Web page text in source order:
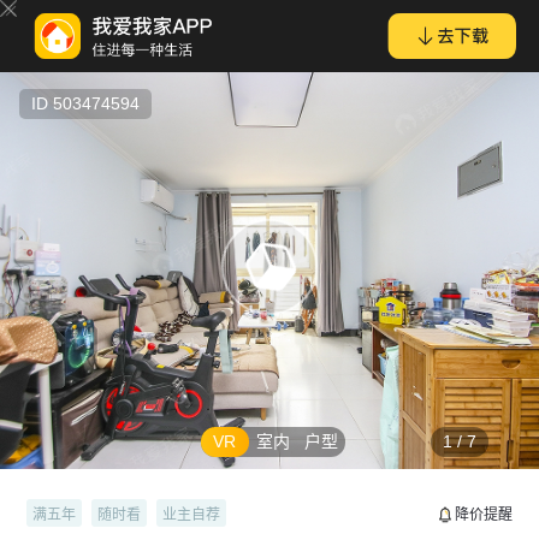
窦店紧邻京港澳高速水汇豪A区1室1厅交通便利购物方便户型方正
1/7
ID 503474594
VR 室内 户型
满五年 随时看 业主自荐 降价提醒